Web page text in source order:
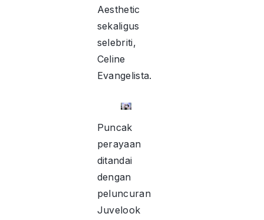
Aesthetic
sekaligus
selebriti,
Celine
Evangelista.
Puncak
perayaan
ditandai
dengan
peluncuran
Juvelook